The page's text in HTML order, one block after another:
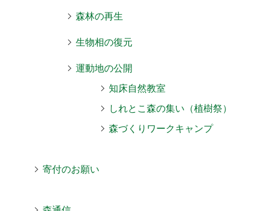
森林の再生
生物相の復元
運動地の公開
知床自然教室
しれとこ森の集い（植樹祭）
森づくりワークキャンプ
寄付のお願い